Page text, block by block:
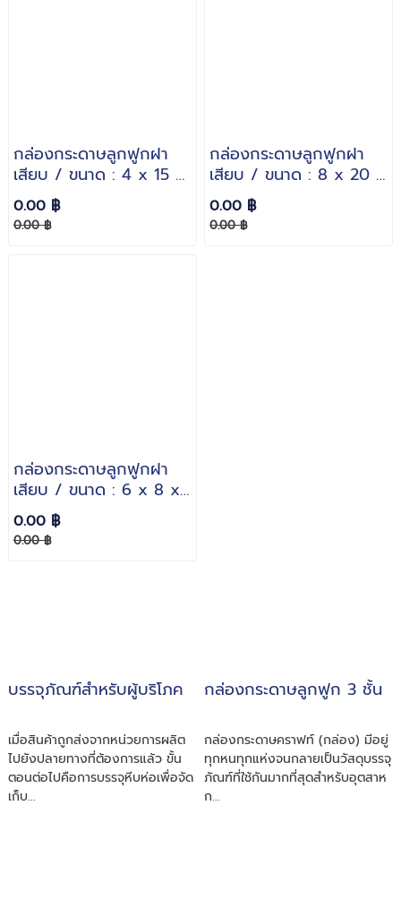
กล่องกระดาษลูกฟูกฝา
เสียบ / ขนาด : 4 x 15 x
24 inches. / กระดาษ
หนา : 3 ชั้นลอน B
0.00 ฿
0.00 ฿
กล่องกระดาษลูกฟูกฝา
เสียบ / ขนาด : 8 x 20 x
11.2 cm. / กระดาษหนา :
3 ชั้นลอน B
0.00 ฿
0.00 ฿
กล่องกระดาษลูกฟูกฝา
เสียบ / ขนาด : 6 x 8 x6
inches. / กระดาษหนา :
3 ชั้นลอน B
0.00 ฿
0.00 ฿
บรรจุภัณฑ์สำหรับผู้บริโภค
เมื่อสินค้าถูกส่งจากหน่วยการผลิต
ไปยังปลายทางที่ต้องการแล้ว ขั้น
ตอนต่อไปคือการบรรจุหีบห่อเพื่อจัด
เก็บ...
กล่องกระดาษลูกฟูก 3 ชั้น
กล่องกระดาษคราฟท์ (กล่อง) มีอยู่
ทุกหนทุกแห่งจนกลายเป็นวัสดุบรรจุ
ภัณฑ์ที่ใช้กันมากที่สุดสำหรับอุตสาห
ก...